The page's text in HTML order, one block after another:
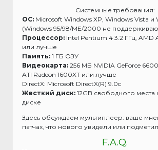
Системные требования:
ОС: Microsoft Windows XP, Windows Vista и
(Windows 95/98/ME/2000 не
Процессор: Intel Pentium 4 3.2 ГГц, AMD
или лучше
Память: 1 ГБ ОЗУ
Видеокарта: 256 МБ NVIDIA GeForce
ATI Radeon 1600XT или лучше
DirectX: Microsoft DirectX(R) 9.0c
Жесткий диск: 12GB свободного места
диске
Здесь обсуждаем мультиплеер: ваше
патчах, что нового увидели или
F.A.Q.